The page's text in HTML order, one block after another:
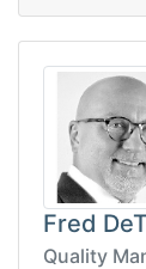
Fred
Quality